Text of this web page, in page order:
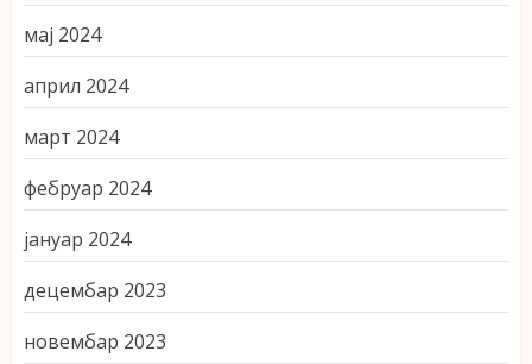
мај 2024
април 2024
март 2024
фебруар 2024
јануар 2024
децембар 2023
новембар 2023